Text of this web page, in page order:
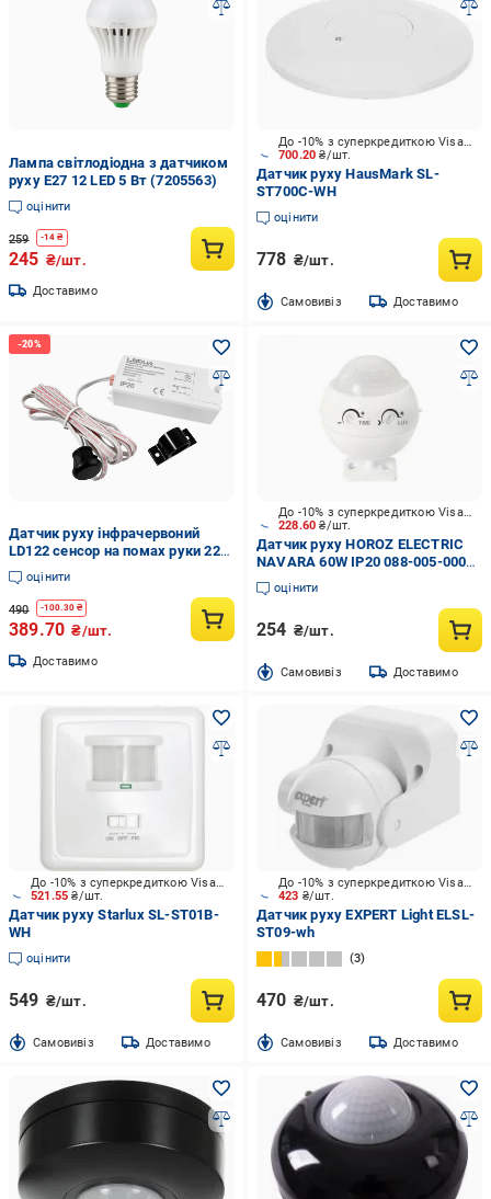
Лампа світлодіодна з датчиком
руху E27 12 LED 5 Вт (7205563)
оцінити
259 -14 ₴
245 ₴/шт.
Доставимо
700.20₴/шт.
До -10% з суперкредиткою Visa Вигода
Датчик руху HausMark SL-
ST700C-WH
оцінити
778 ₴/шт.
Cамовивіз Доставимо
Датчик руху інфрачервоний
LD122 сенсор на помах руки 220
V (733)
оцінити
490 -100.30 ₴
389.70 ₴/шт.
Доставимо
228.60₴/шт.
До -10% з суперкредиткою Visa Вигода
Датчик руху HOROZ ELECTRIC
NAVARA 60W IP20 088-005-0001-
010
оцінити
254 ₴/шт.
Cамовивіз Доставимо
521.55₴/шт.
До -10% з суперкредиткою Visa Вигода
Датчик руху Starlux SL-ST01B-
WH
оцінити
549 ₴/шт.
Cамовивіз Доставимо
423 ₴/шт.
До -10% з суперкредиткою Visa Вигода
Датчик руху EXPERT Light ELSL-
ST09-wh
3
470 ₴/шт.
Cамовивіз Доставимо